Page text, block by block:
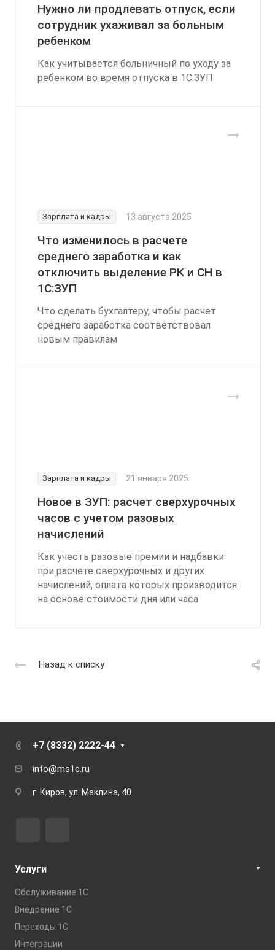
Нужно ли продлевать отпуск, если
сотрудник ухаживал за больным
ребенком
Как учитывается больничный по уходу за
ребенком во время отпуска в 1С:ЗУП
Зарплата и кадры 13 августа 2025
Что изменилось в расчете
среднего заработка и как
отключить выделение РК и СН в
1С:ЗУП
Что сделать бухгалтеру, чтобы расчет
среднего заработка соответствовал
новым правилам
Зарплата и кадры 21 января 2025
Новое в ЗУП: расчет сверхурочных
часов с учетом разовых
начислений
Как учесть разовые премии и надбавки
при расчете сверхурочных и других
начислений, оплата которых производится
на основе стоимости дня или часа
Назад к списку
+7 (8332) 2222-44
info@ms1c.ru
г. Киров, ул. Маклина, 40
Услуги
Обслуживание 1С
Внедрение 1С
Переходы 1С
Интеграции